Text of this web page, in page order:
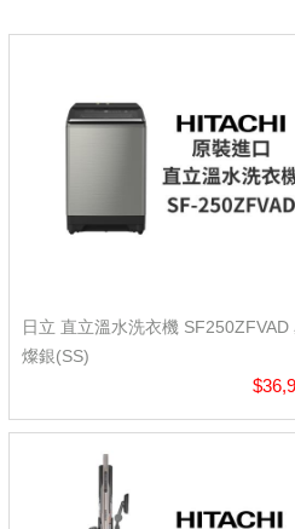
日立 直立溫水洗衣機 SF250ZFVAD
燦銀(SS)